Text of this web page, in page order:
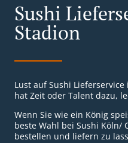
Sushi
Stadion
Lust auf Sushi
hat Zeit oder Talent dazu,
Wenn Sie wie ein König
beste Wahl bei Sushi Köln/
bestellen und liefern zu